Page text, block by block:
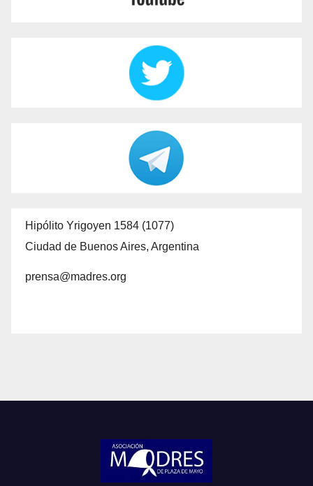
Hipólito Yrigoyen 1584 (1077)
Ciudad de Buenos Aires, Argentina
prensa@madres.org